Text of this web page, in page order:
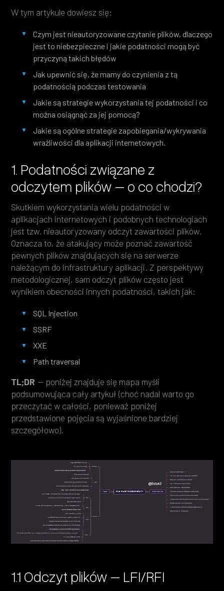
W tym artykule dowiesz się:
Czym jest nieautoryzowane czytanie plików, dlaczego
jest to niebezpieczne i jakie podatności mogą być
przyczyną takich błędów
Jak upewnić się, że mamy do czynienia z tą
podatnością podczas testowania
Jakie są strategie wykorzystania tej podatności i co
można osiągnąć za jej pomocą?
Jakie są ogólne strategie zapobiegania/wykrywania
wrażliwości dla aplikacji internetowych.
1. Podatności związane z
odczytem plików – o co chodzi?
Skutkiem wykorzystania wielu podatności w
aplikacjach internetowych i podobnych technologiach
jest tzw. nieautoryzowany odczyt zawartości plików.
Oznacza to, że atakujący może poznać zawartość
pewnych plików znajdujących się na serwerze
należącym do infrastruktury aplikacji. Z perspektywy
metodologicznej, sam odczyt plików często jest
wynikiem obecności innych podatności, takich jak:
SQL Injection
SSRF
XXE
Path traversal
TL;DR— poniżej znajduje się mapa myśli
podsumowująca cały artykuł (choć nadal warto go
przeczytać w całości, ponieważ poniżej
przedstawione pojęcia są wyjaśnione bardziej
szczegółowo).
1.1 Odczyt plików – LFI/RFI